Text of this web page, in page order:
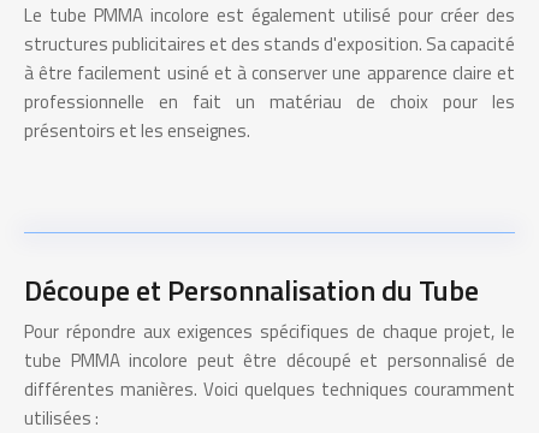
Le tube PMMA incolore est également utilisé pour créer des
structures publicitaires et des stands d'exposition. Sa capacité
à être facilement usiné et à conserver une apparence claire et
professionnelle en fait un matériau de choix pour les
présentoirs et les enseignes.
Découpe et Personnalisation du Tube
Pour répondre aux exigences spécifiques de chaque projet, le
tube PMMA incolore peut être découpé et personnalisé de
différentes manières. Voici quelques techniques couramment
utilisées :